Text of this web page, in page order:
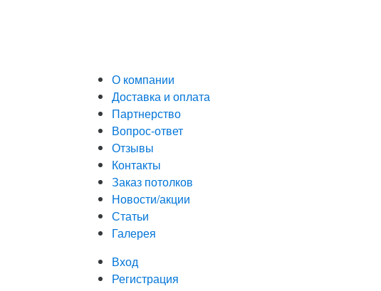
О компании
Доставка и оплата
Партнерство
Вопрос-ответ
Отзывы
Контакты
Заказ потолков
Новости/акции
Статьи
Галерея
Вход
Регистрация